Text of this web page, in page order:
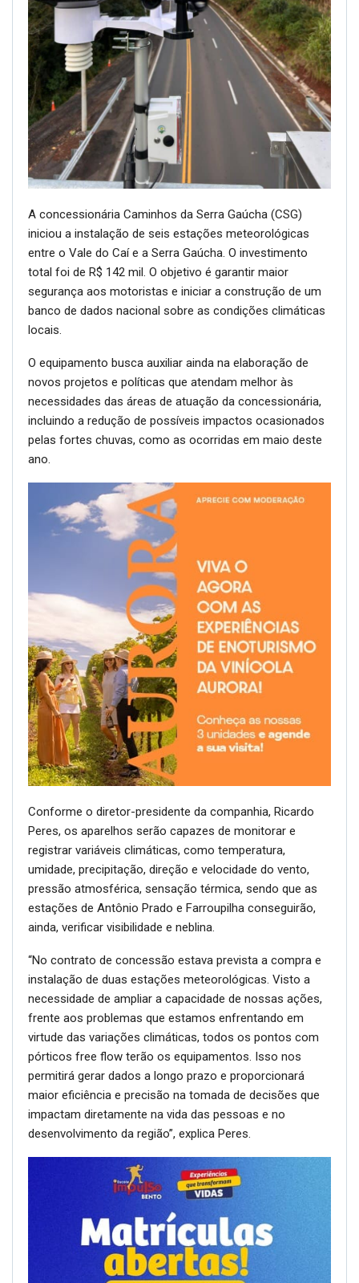
A concessionária Caminhos da Serra Gaúcha (CSG)
iniciou a instalação de seis estações meteorológicas
entre o Vale do Caí e a Serra Gaúcha. O investimento
total foi de R$ 142 mil. O objetivo é garantir maior
segurança aos motoristas e iniciar a construção de um
banco de dados nacional sobre as condições climáticas
locais.
O equipamento busca auxiliar ainda na elaboração de
novos projetos e políticas que atendam melhor às
necessidades das áreas de atuação da concessionária,
incluindo a redução de possíveis impactos ocasionados
pelas fortes chuvas, como as ocorridas em maio deste
ano.
Conforme o diretor-presidente da companhia, Ricardo
Peres, os aparelhos serão capazes de monitorar e
registrar variáveis climáticas, como temperatura,
umidade, precipitação, direção e velocidade do vento,
pressão atmosférica, sensação térmica, sendo que as
estações de Antônio Prado e Farroupilha conseguirão,
ainda, verificar visibilidade e neblina.
“No contrato de concessão estava prevista a compra e
instalação de duas estações meteorológicas. Visto a
necessidade de ampliar a capacidade de nossas ações,
frente aos problemas que estamos enfrentando em
virtude das variações climáticas, todos os pontos com
pórticos free flow terão os equipamentos. Isso nos
permitirá gerar dados a longo prazo e proporcionará
maior eficiência e precisão na tomada de decisões que
impactam diretamente na vida das pessoas e no
desenvolvimento da região”, explica Peres.